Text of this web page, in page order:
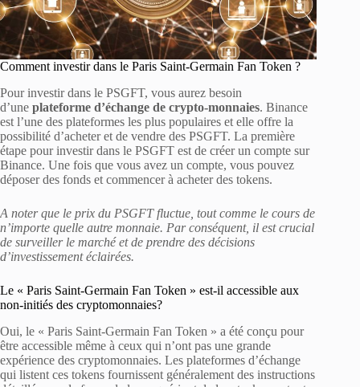
Comment investir dans le Paris Saint-Germain Fan Token ?
Pour investir dans le PSGFT, vous aurez besoin
d’une plateforme d’échange de crypto-monnaies. Binance
est l’une des plateformes les plus populaires et elle offre la
possibilité d’acheter et de vendre des PSGFT. La première
étape pour investir dans le PSGFT est de créer un compte sur
Binance. Une fois que vous avez un compte, vous pouvez
déposer des fonds et commencer à acheter des tokens.
A noter que le prix du PSGFT fluctue, tout comme le cours de
n’importe quelle autre monnaie. Par conséquent, il est crucial
de surveiller le marché et de prendre des décisions
d’investissement éclairées.
Le « Paris Saint-Germain Fan Token » est-il accessible aux
non-initiés des cryptomonnaies?
Oui, le « Paris Saint-Germain Fan Token » a été conçu pour
être accessible même à ceux qui n’ont pas une grande
expérience des cryptomonnaies. Les plateformes d’échange
qui listent ces tokens fournissent généralement des instructions